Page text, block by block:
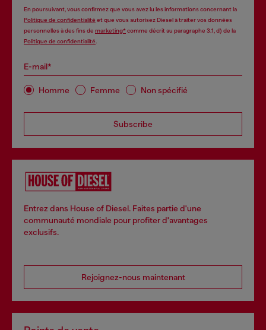
En poursuivant, vous confirmez que vous avez lu les informations concernant la
Politique de confidentialité et que vous autorisez Diesel à traiter vos données
personnelles à des fins de marketing*comme décrit au paragraphe 3.1, d) de la
Politique de confidentialité
E-mail*
Homme Femme Non spécifié
Subscribe
Entrez dans House of Diesel. Faites partie d'une
communauté mondiale pour profiter d'avantages
exclusifs.
Rejoignez-nous maintenant